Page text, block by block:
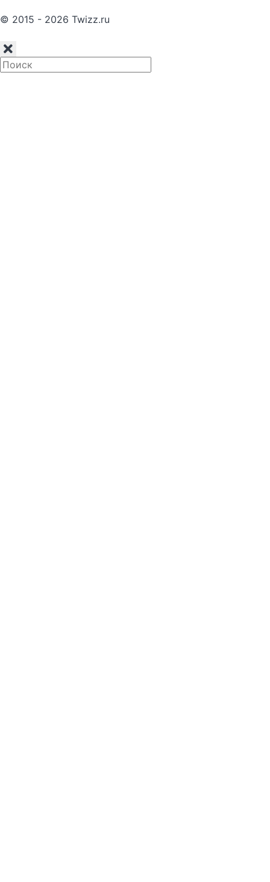
© 2015 - 2026 Twizz.ru